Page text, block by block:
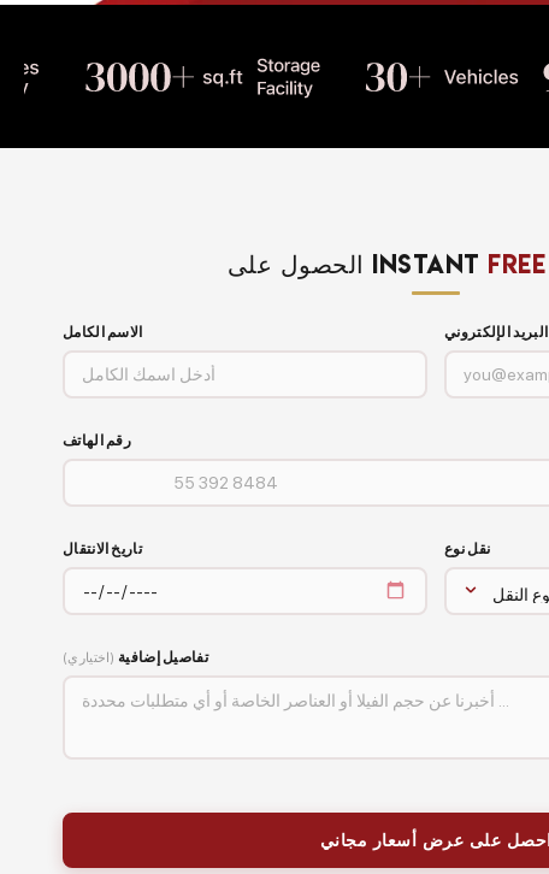
الحصول على INSTANT
الاسم الكامل الإلكتروني
رقم الهاتف
تاريخ الانتقال نقل نوع
تفاصيل إضافية (اختياري)